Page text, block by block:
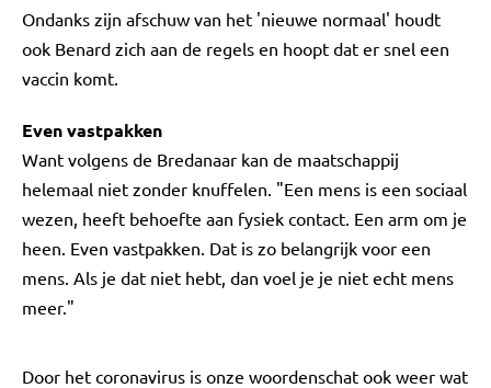
Ondanks zijn afschuw van het 'nieuwe normaal' houdt
ook Benard zich aan de regels en hoopt dat er snel een
vaccin komt.
Even vastpakken
Want volgens de Bredanaar kan de maatschappij
helemaal niet zonder knuffelen. "Een mens is een sociaal
wezen, heeft behoefte aan fysiek contact. Een arm om je
heen. Even vastpakken. Dat is zo belangrijk voor een
mens. Als je dat niet hebt, dan voel je je niet echt mens
meer."
Door het coronavirus is onze woordenschat ook weer wat